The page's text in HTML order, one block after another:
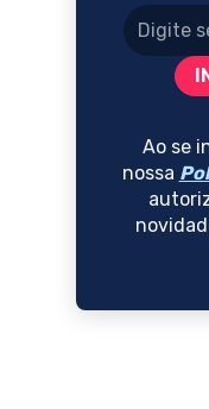
Endereço
Ao se
nossa